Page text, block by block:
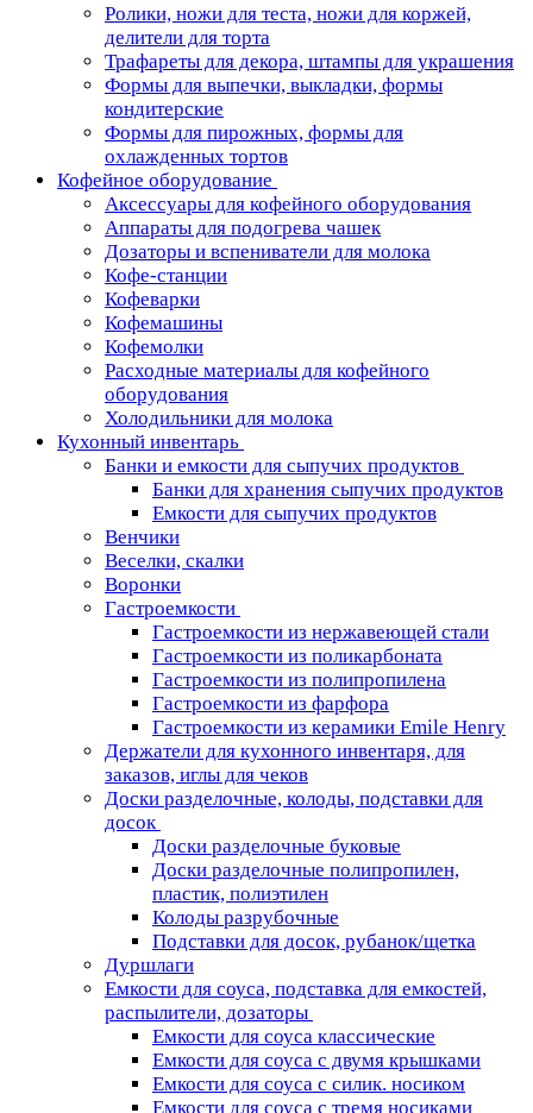
Ролики, ножи для теста, ножи для коржей,
делители для торта
Трафареты для декора, штампы для украшения
Формы для выпечки, выкладки, формы
кондитерские
Формы для пирожных, формы для
охлажденных тортов
Кофейное оборудование
Аксессуары для кофейного оборудования
Аппараты для подогрева чашек
Дозаторы и вспениватели для молока
Кофе-станции
Кофеварки
Кофемашины
Кофемолки
Расходные материалы для кофейного
оборудования
Холодильники для молока
Кухонный инвентарь
Банки и емкости для сыпучих продуктов
Банки для хранения сыпучих продуктов
Емкости для сыпучих продуктов
Венчики
Веселки, скалки
Воронки
Гастроемкости
Гастроемкости из нержавеющей стали
Гастроемкости из поликарбоната
Гастроемкости из полипропилена
Гастроемкости из фарфора
Гастроемкости из керамики Emile Henry
Держатели для кухонного инвентаря, для
заказов, иглы для чеков
Доски разделочные, колоды, подставки для
досок
Доски разделочные буковые
Доски разделочные полипропилен,
пластик, полиэтилен
Колоды разрубочные
Подставки для досок, рубанок/щетка
Дуршлаги
Емкости для соуса, подставка для емкостей,
распылители, дозаторы
Емкости для соуса классические
Емкости для соуса с двумя крышками
Емкости для соуса с силик. носиком
Емкости для соуса с тремя носиками